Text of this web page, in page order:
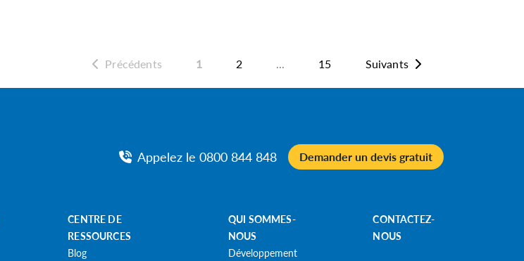
Précédents 1 2 ... 15 Suivants
Appelez le 0800 844 848
CENTRE DE
RESSOURCES
Blog
QUI SOMMES-
NOUS
Développement
CONTACTEZ-
NOUS
Demander un devis gratuit